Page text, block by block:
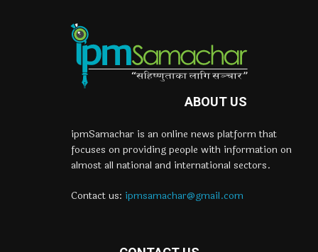
ABOUT US
ipmSamachar is an online news platform that
focuses on providing people with information on
almost all national and international sectors.
Contact us: ipmsamachar@gmail.com